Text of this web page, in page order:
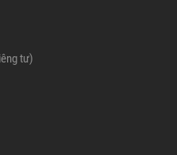
tư)